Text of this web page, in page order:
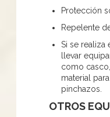
Protección
Repelente
Si se realiza
llevar
como
material
pinchazos.
OTROS